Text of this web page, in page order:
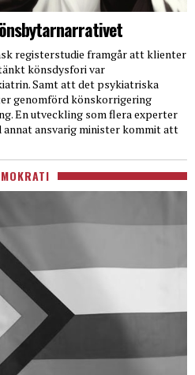
registerstudie framgår att klienter
könsdysfori var
Samt att det psykiatriska
genomförd könskorrigering
En utveckling som flera experter
ansvarig minister kommit att